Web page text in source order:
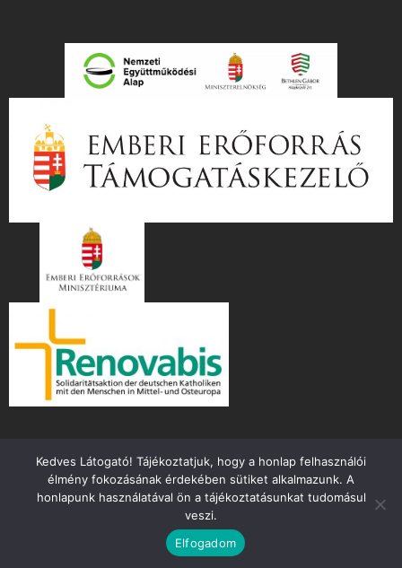
Copyright ©2026 mente.hu
Kedves Látogató! Tájékoztatjuk, hogy a honlap felhasználói
élmény fokozásának érdekében sütiket alkalmazunk. A
honlapunk használatával ön a tájékoztatásunkat tudomásul
veszi.
Elfogadom